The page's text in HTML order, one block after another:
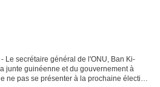
Le secrétaire général de l'ONU, Ban Ki-
junte guinéenne et du gouvernement à
ne pas se présenter à la prochaine élection